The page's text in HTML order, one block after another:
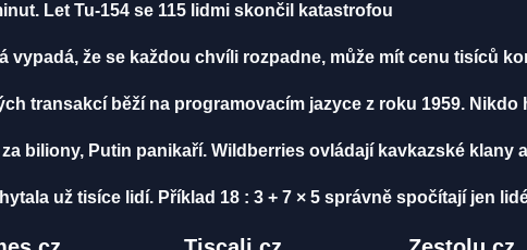
Let Tu-154 se 115 lidmi skončil katastrofou
vypadá, že se každou chvíli rozpadne, může mít cenu tisíců
transakcí běží na programovacím jazyce z roku 1959.
biliony, Putin panikaří. Wildberries ovládají kavkazské klany
už tisíce lidí. Příklad 18 : 3 + 7 × 5 správně spočítají jen